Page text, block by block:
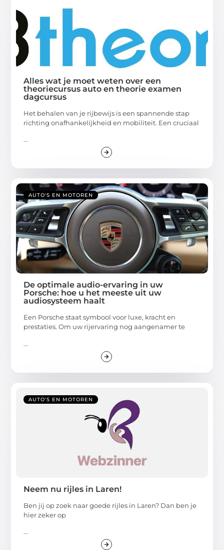
Alles wat je moet weten over een
theoriecursus auto en theorie examen
dagcursus
Het behalen van je rijbewijs is een spannende stap
richting onafhankelijkheid en mobiliteit. Een cruciaal
...
AUTO'S EN MOTOREN
De optimale audio-ervaring in uw
Porsche: hoe u het meeste uit uw
audiosysteem haalt
Een Porsche staat symbool voor luxe, kracht en
prestaties. Om uw rijervaring nog aangenamer te
...
AUTO'S EN MOTOREN
Neem nu rijles in Laren!
Ben jij op zoek naar goede rijles in Laren? Dan ben je
hier zeker op
...